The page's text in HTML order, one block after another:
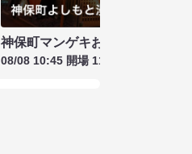
神保町マンゲキお笑いライブ お
08/08 10:45 開場 11:00 開演